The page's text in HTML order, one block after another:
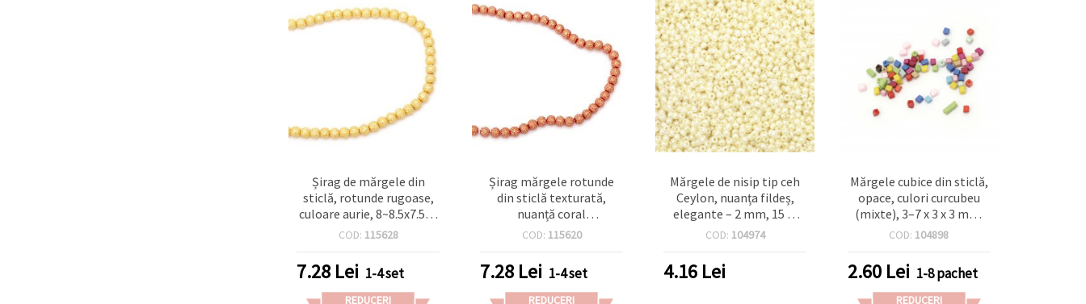
Șirag de mărgele din
sticlă, rotunde rugoase,
culoare aurie, 8~8.5x7.5~8
mm, gaură 1.5 mm, ~106
DIY/handmade și hobby
craft
COD: 115628
7.28 Lei 1-4 set
REDUCERI
Șirag mărgele rotunde
din sticlă texturată,
nuanță coral
fermecătoare, 8~8.5 x
perfecte pentru bijuterii
handmade, accesorii &
proiecte DIY, ~106 buc
COD: 115620
7.28 Lei 1-4 set
REDUCERI
Mărgele de nisip tip ceh
Ceylon, nuanța fildeș,
elegante – 2 mm, 15 g,
perfecte pentru bijuterii
delicate
COD: 104974
4.16 Lei
Mărgele cubice din sticlă,
opace, culori curcubeu
(mixte), 3–7 x 3 x 3 mm,
orificiu 0,5 mm, 20 g
COD: 104898
2.60Lei 1-8 pachet
REDUCERI